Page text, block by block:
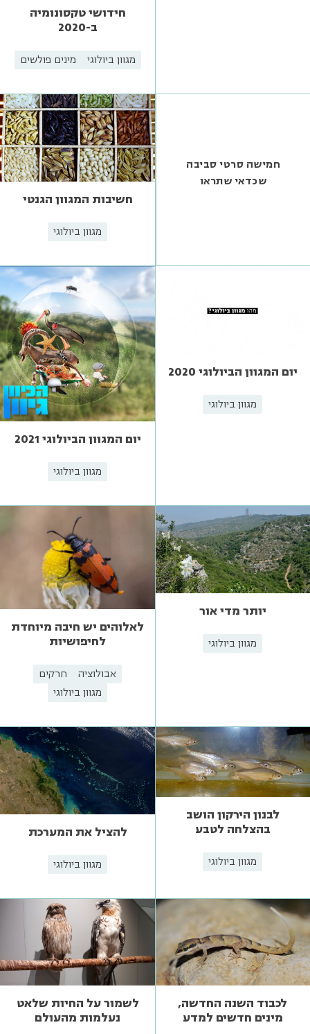
חידושי טקסונומיה
ב-2020
מגוון ביולוגי מינים פולשים
חמישה סרטי סביבה
שכדאי שתראו
חשיבות המגוון הגנטי
מגוון ביולוגי
יום המגוון הביולוגי 2020
מגוון ביולוגי
יום המגוון הביולוגי 2021
מגוון ביולוגי
יותר מדי אור
מגוון ביולוגי
לאלוהים יש חיבה מיוחדת
לחיפושיות
אבולוציה
חרקים
מגוון ביולוגי
לבנון הירקון הושב
בהצלחה לטבע
מגוון ביולוגי
להציל את המערכת
מגוון ביולוגי
לכבוד השנה החדשה,
מינים חדשים למדע
לשמור על החיות שלאט
נעלמות מהעולם